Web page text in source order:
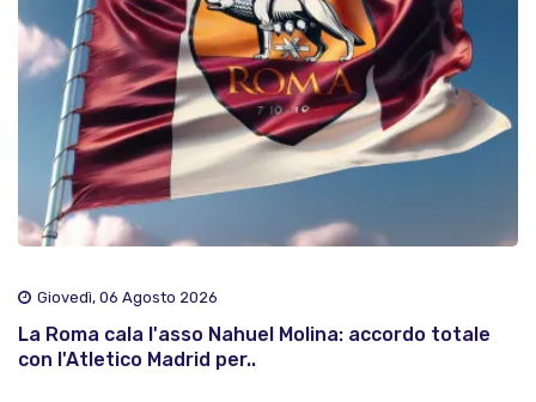
Giovedì, 06 Agosto 2026
La Roma cala l'asso Nahuel Molina: accordo totale
con l'Atletico Madrid per..